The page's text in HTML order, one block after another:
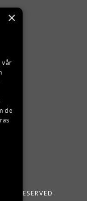
RESERVED.
×
vår
de